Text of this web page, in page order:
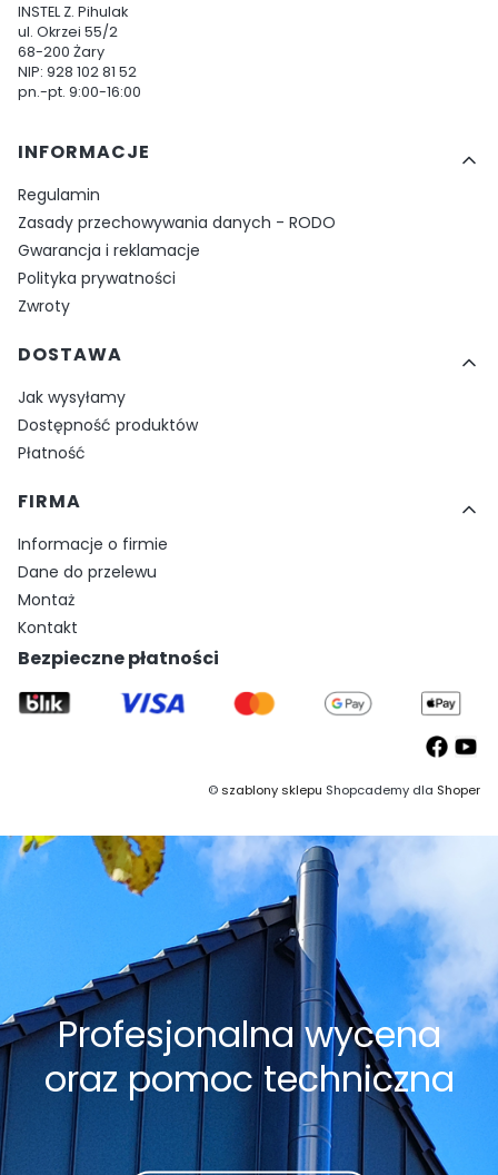
INSTEL Z. Pihulak
ul. Okrzei 55/2
68-200 Żary
NIP: 928 102 81 52
pn.-pt. 9:00-16:00
Linki w stopce
INFORMACJE
Regulamin
Zasady przechowywania danych - RODO
Gwarancja i reklamacje
Polityka prywatności
Zwroty
DOSTAWA
Jak wysyłamy
Dostępność produktów
Płatność
FIRMA
Informacje o firmie
Dane do przelewu
Montaż
Kontakt
Bezpieczne płatności
©szablony sklepu Shopcademy dla Shoper
Profesjonalna wycena
oraz pomoc techniczna